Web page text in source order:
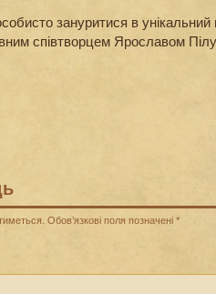
зануритися в
співтворцем Ярославом
Обов’язкові поля позначені *